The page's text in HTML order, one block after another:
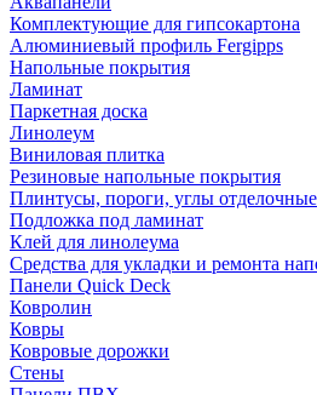
Комплектующие для гипсокартона
Алюминиевый профиль Fergipps
Напольные покрытия
Ламинат
Паркетная доска
Линолеум
Виниловая плитка
Резиновые напольные покрытия
Плинтусы, пороги, углы отделочные
Подложка под ламинат
Клей для линолеума
Средства для укладки и ремонта
Панели Quick Deck
Ковролин
Ковры
Ковровые дорожки
Стены